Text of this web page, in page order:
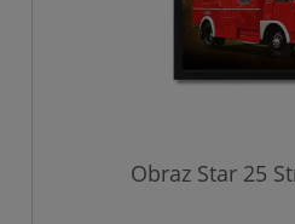
Obraz Star 25